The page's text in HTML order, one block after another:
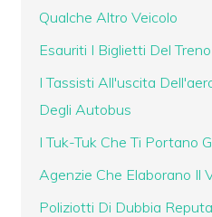
Qualche Altro Veicolo
Esauriti I Biglietti Del Treno
I Tassisti All'uscita
Degli Autobus
I Tuk-Tuk Che Ti Portano
Agenzie Che Elaborano Il
Poliziotti Di Dubbia